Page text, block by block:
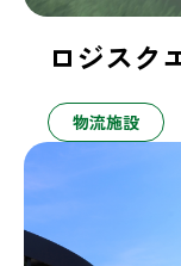
ロジスク
物流施設